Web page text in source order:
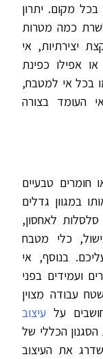
בכל מקום. יתרון
כמה מטרות
יצירתיות, אי
אפילו כפינת
בכל אי למטבח,
העומד בצורה
טבעיים
במגוון גדלים
סלסלות לאחסון,
כלי מטבח
בנוסף, אי
ועמידים בפני
עבודה מצוין
על עיצוב
הכללי של
את העיצוב